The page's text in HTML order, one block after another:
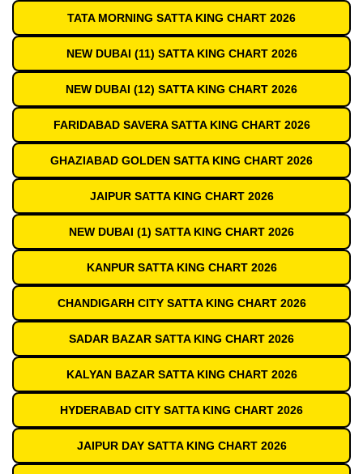
TATA MORNING SATTA KING CHART 2026
NEW DUBAI (11) SATTA KING CHART 2026
NEW DUBAI (12) SATTA KING CHART 2026
FARIDABAD SAVERA SATTA KING CHART 2026
GHAZIABAD GOLDEN SATTA KING CHART 2026
JAIPUR SATTA KING CHART 2026
NEW DUBAI (1) SATTA KING CHART 2026
KANPUR SATTA KING CHART 2026
CHANDIGARH CITY SATTA KING CHART 2026
SADAR BAZAR SATTA KING CHART 2026
KALYAN BAZAR SATTA KING CHART 2026
HYDERABAD CITY SATTA KING CHART 2026
JAIPUR DAY SATTA KING CHART 2026